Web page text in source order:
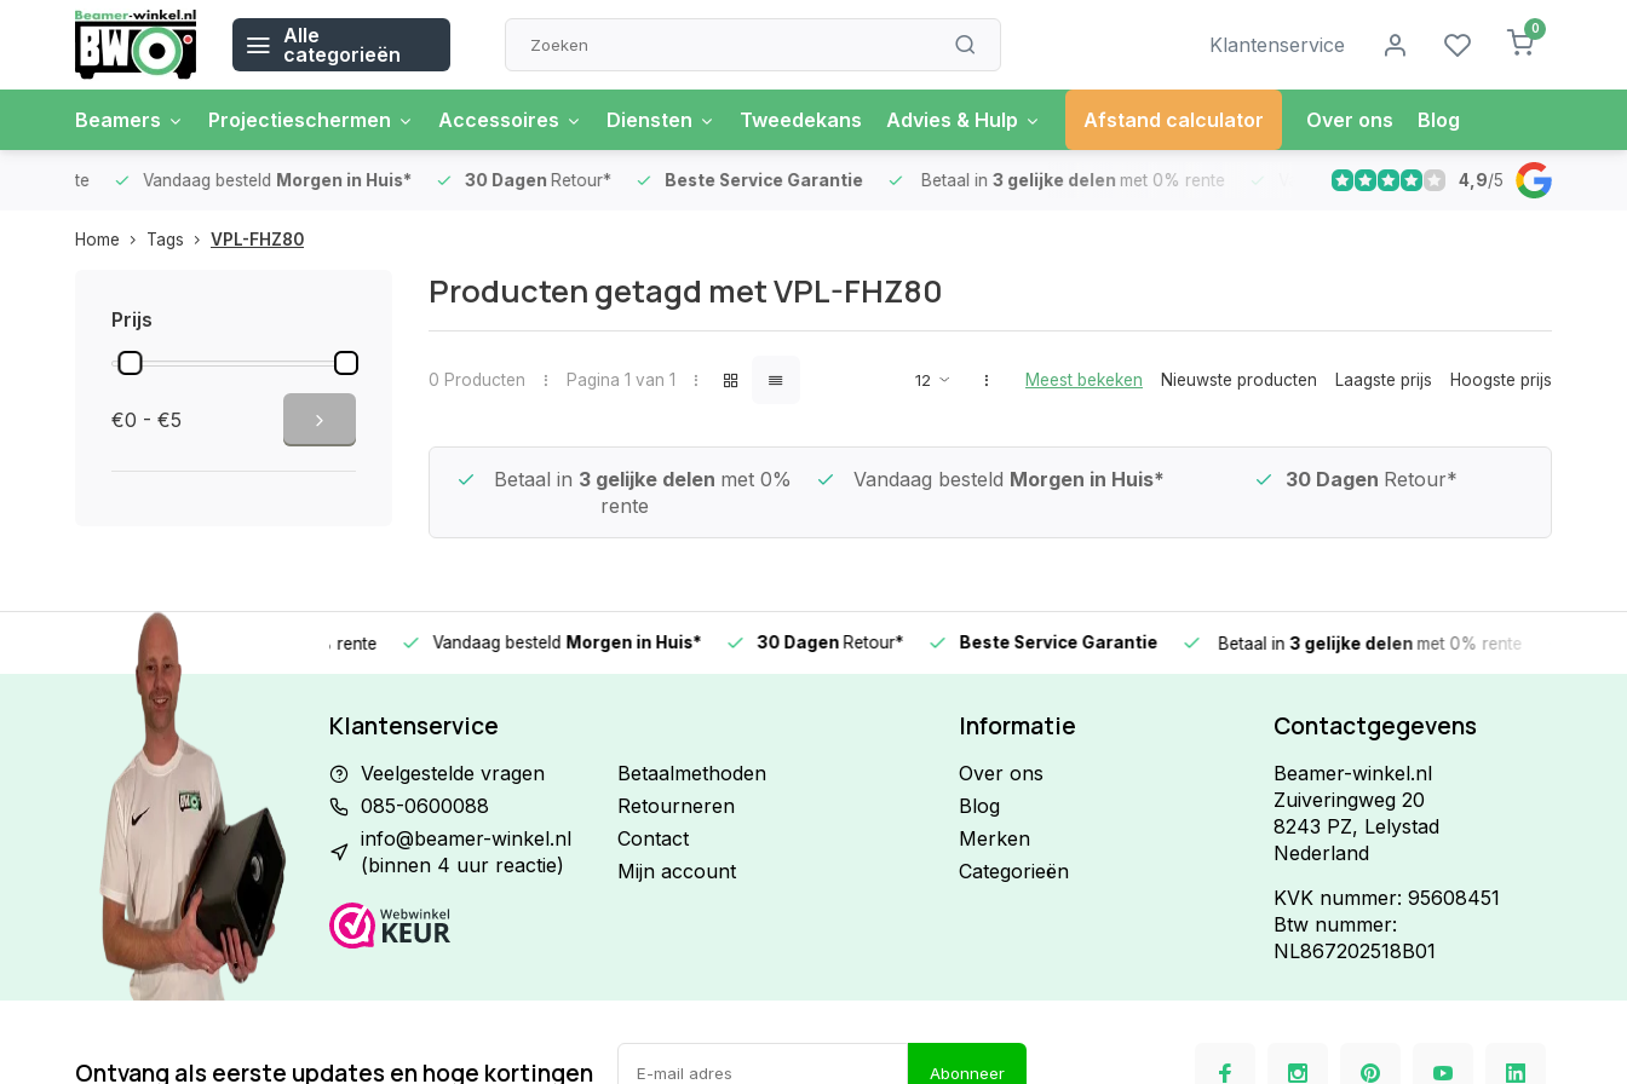
Alle
categorieën
Klantenservice
0
Beamers Projectieschermen Accessoires Diensten Tweedekans Advies & Hulp Afstand calculator Over ons Blog
Vandaag besteldMorgen in Huis* 30 DagenRetour* Beste Service Garantie Betaal in3 gelijke delenmet 0% rente Vandaag besteldMorgen in Huis*
4,9/5
Home Tags VPL-FHZ80
Prijs
€0 - €5
Producten getagd met VPL-FHZ80
0 Producten Pagina 1 van 1 Meest bekeken Nieuwste producten Laagste prijs Hoogste prijs
Beste Service Garantie Betaal in 3 gelijke delen met 0%
rente
Vandaag besteld Morgen in Huis* 30 Dagen Retour*
3 gelijke delen Vandaag besteldMorgen in Huis* 30 DagenRetour* Beste Service Garantie Betaal in 3 gelijke delenmet 0% rente Vandaag
Klantenservice
Veelgestelde vragen
085-0600088
info@beamer-winkel.nl
(binnen 4 uur reactie)
Betaalmethoden
Retourneren
Contact
Mijn account
Informatie
Over ons
Blog
Merken
Categorieën
Contactgegevens
Beamer-winkel.nl
Zuiveringweg 20
8243 PZ, Lelystad
Nederland
KVK nummer: 95608451
Btw nummer:
NL867202518B01
Ontvang als eerste updates en hoge kortingen Abonneer